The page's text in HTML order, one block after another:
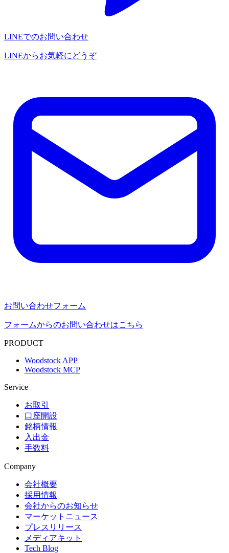
LINEでのお問い合わせ
LINEからお気軽にどうぞ
お問い合わせフォーム
フォームからのお問い合わせはこちら
PRODUCT
Woodstock APP
Woodstock MCP
Service
お取引
口座開設
銘柄情報
入出金
手数料
Company
会社概要
採用情報
会社からのお知らせ
マーケットニュース
プレスリリース
メディアキット
Tech Blog